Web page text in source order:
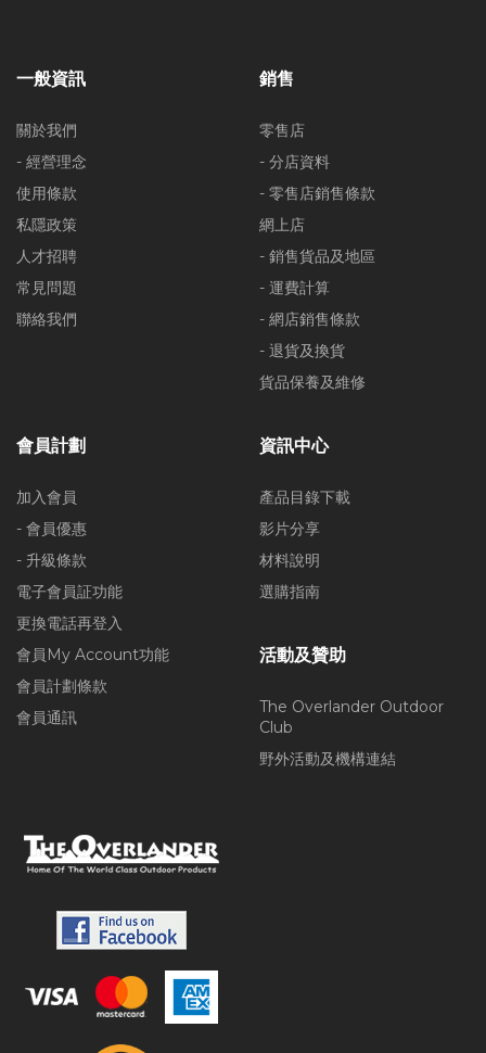
一般資訊
關於我們
- 經營理念
使用條款
私隱政策
人才招聘
常見問題
聯絡我們
銷售
零售店
- 分店資料
- 零售店銷售條款
網上店
- 銷售貨品及地區
- 運費計算
- 網店銷售條款
- 退貨及換貨
貨品保養及維修
會員計劃
加入會員
- 會員優惠
- 升級條款
電子會員証功能
更換電話再登入
會員My Account功能
會員計劃條款
會員通訊
資訊中心
產品目錄下載
影片分享
材料說明
選購指南
活動及贊助
The Overlander Outdoor
Club
野外活動及機構連結